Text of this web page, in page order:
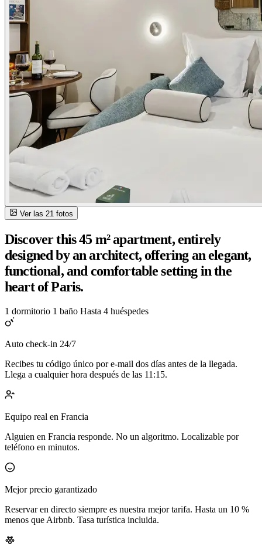
Ver las 21 fotos
Discover this 45 m² apartment, entirely
designed by an architect, offering an elegant,
functional, and comfortable setting in the
heart of Paris.
1 dormitorio 1 baño Hasta 4 huéspedes
Auto check-in 24/7
Recibes tu código único por e-mail dos días antes de la llegada.
Llega a cualquier hora después de las 11:15.
Equipo real en Francia
Alguien en Francia responde. No un algoritmo. Localizable por
teléfono en minutos.
Mejor precio garantizado
Reservar en directo siempre es nuestra mejor tarifa. Hasta un 10 %
menos que Airbnb. Tasa turística incluida.